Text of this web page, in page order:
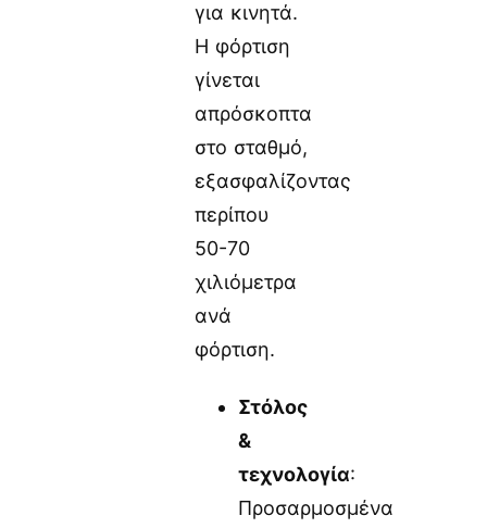
για κινητά.
Η φόρτιση
γίνεται
απρόσκοπτα
στο σταθμό,
εξασφαλίζοντας
περίπου
50-70
χιλιόμετρα
ανά
φόρτιση.
Στόλος
&
τεχνολογία:
Προσαρμοσμένα